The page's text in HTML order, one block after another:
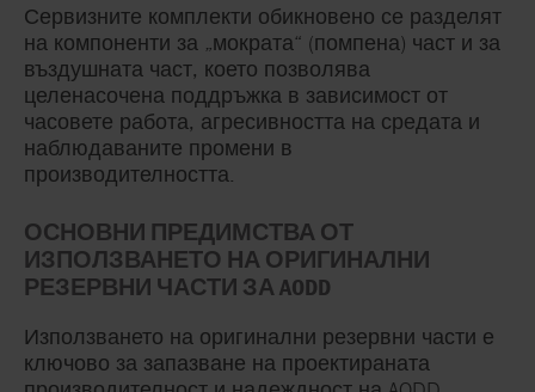
Сервизните комплекти обикновено се разделят
на компоненти за „мократа“ (помпена) част и за
въздушната част, което позволява
целенасочена поддръжка в зависимост от
часовете работа, агресивността на средата и
наблюдаваните промени в
производителността.
ОСНОВНИ ПРЕДИМСТВА ОТ
ИЗПОЛЗВАНЕТО НА ОРИГИНАЛНИ
РЕЗЕРВНИ ЧАСТИ ЗА AODD
Използването на оригинални резервни части е
ключово за запазване на проектираната